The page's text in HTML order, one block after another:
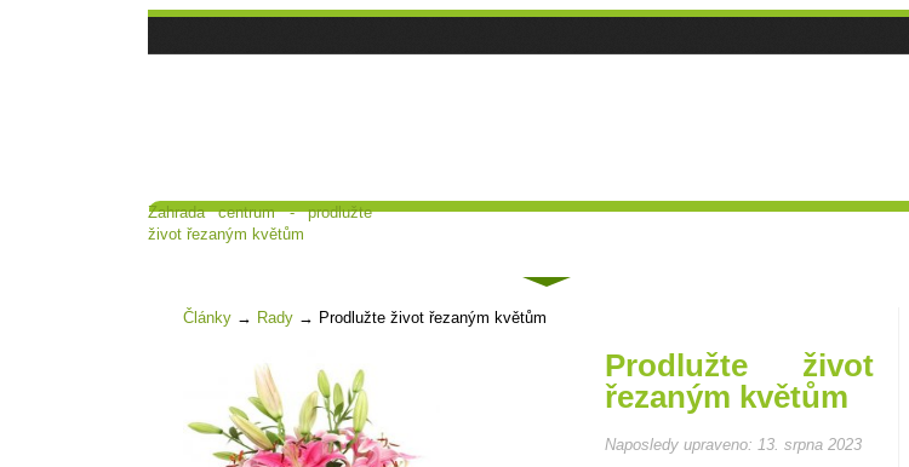
Zahrada centrum - prodlužte
život řezaným květům
Hlavní strana
Články → Rady → Prodlužte život řezaným květům
Prodlužte život
řezaným květům
Naposledy upraveno: 13. srpna 2023